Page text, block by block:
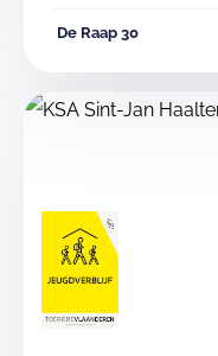
De Raap 30
0 30